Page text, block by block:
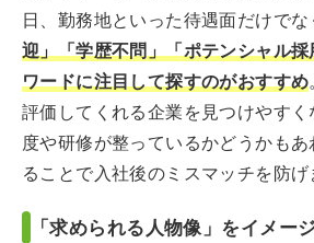
日、勤務地といった待遇面だけでな
迎」「学歴不問」「ポテンシャル
ワードに注目して探すのがおすすめ
評価してくれる企業を見つけやす
度や研修が整っているかどうかも
ることで入社後のミスマッチを防げ
「求められる人物像」をイメー